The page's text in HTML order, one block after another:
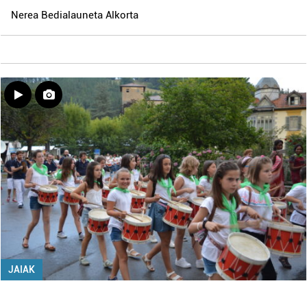
Nerea Bedialauneta Alkorta
JAIAK